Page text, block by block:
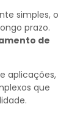
simples, o
prazo.
de
aplicações,
que